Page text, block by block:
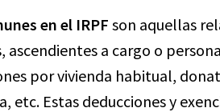
en el IRPFson aquellas
a cargo o
por vivienda habitual,
etc. Estas deducciones y